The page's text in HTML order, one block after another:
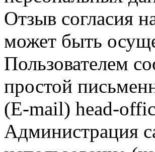
Отзыв согласия
может быть
Пользователем
простой
(E-mail) head-
Администрация